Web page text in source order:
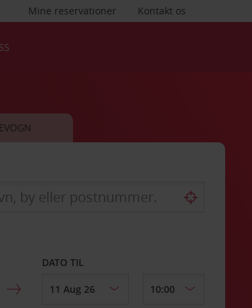
Kontakt os
Mine reservationer
DATO TIL